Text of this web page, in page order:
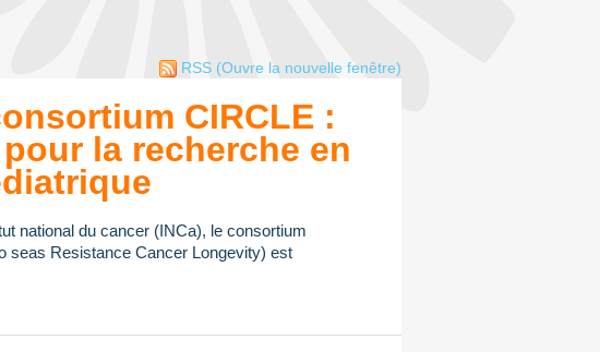
RSS (Ouvre la nouvelle fenêtre)
CIRCLE :
la recherche en
national du cancer (INCa), le consortium
seas Resistance Cancer Longevity) est